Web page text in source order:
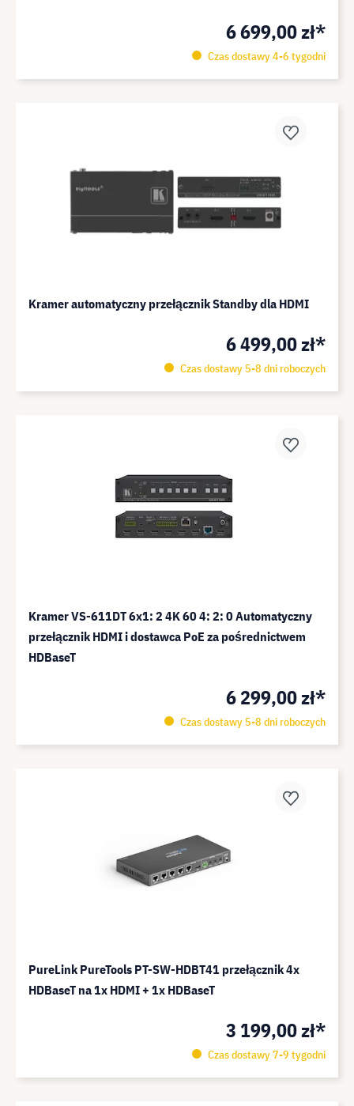
6 699,00 zł*
Czas dostawy 4-6 tygodni
Kramer automatyczny przełącznik Standby dla HDMI
6 499,00 zł*
Czas dostawy 5-8 dni roboczych
Kramer VS-611DT 6x1: 2 4K 60 4: 2: 0 Automatyczny
przełącznik HDMI i dostawca PoE za pośrednictwem
HDBaseT
6 299,00 zł*
Czas dostawy 5-8 dni roboczych
PureLink PureTools PT-SW-HDBT41 przełącznik 4x
HDBaseT na 1x HDMI + 1x HDBaseT
3 199,00 zł*
Czas dostawy 7-9 tygodni